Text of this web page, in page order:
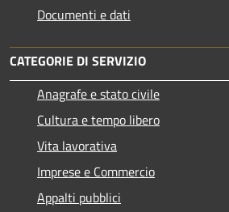
Documenti e dati
CATEGORIE DI SERVIZIO
Anagrafe e stato civile
Cultura e tempo libero
Vita lavorativa
Imprese e Commercio
Appalti pubblici